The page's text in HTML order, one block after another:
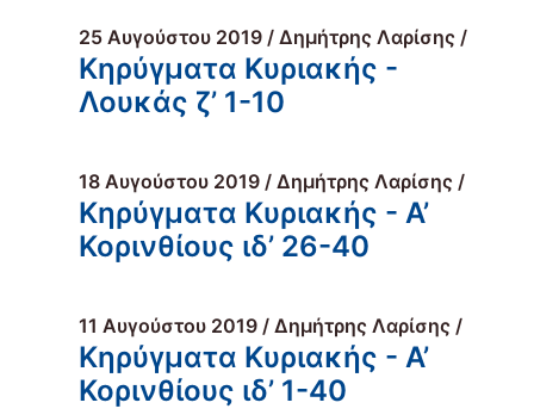
25 Αυγούστου 2019 / Δημήτρης Λαρίσης /
Κηρύγματα Κυριακής -
Λουκάς ζ’ 1-10
18 Αυγούστου 2019 / Δημήτρης Λαρίσης /
Κηρύγματα Κυριακής - Α’
Κορινθίους ιδ’ 26-40
11 Αυγούστου 2019 / Δημήτρης Λαρίσης /
Κηρύγματα Κυριακής - Α’
Κορινθίους ιδ’ 1-40